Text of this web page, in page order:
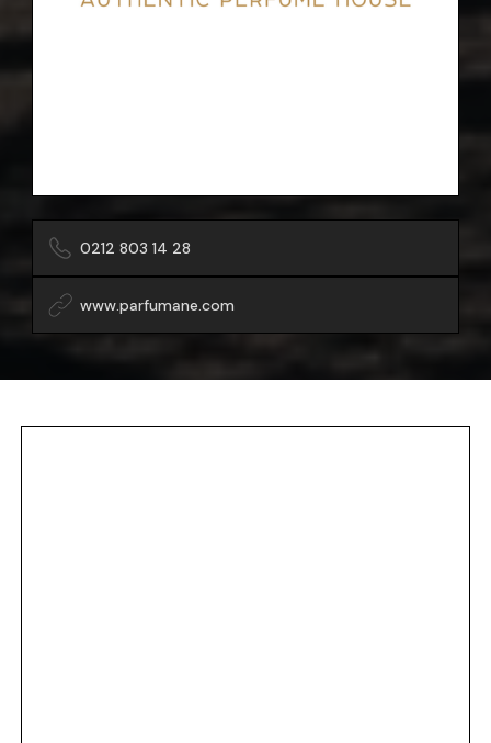
0212 803 14 28
www.parfumane.com